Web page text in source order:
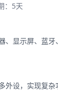
：5天
、显示屏、蓝
外设，实现复